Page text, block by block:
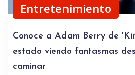
Entretenimiento
Conoce a Adam Berry de
estado viendo fantasmas
caminar